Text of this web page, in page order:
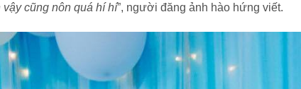
vậy cũng nôn quá hí hí”, người đăng ảnh hào hứng viết.